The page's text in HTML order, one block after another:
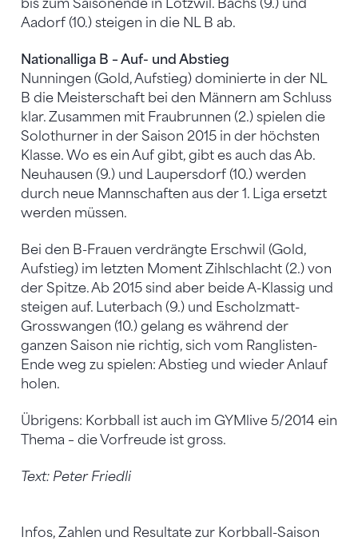
bis zum Saisonende in Lotzwil. Bachs (9.) und
Aadorf (10.) steigen in die NL B ab.
Nationalliga B – Auf- und Abstieg
Nunningen (Gold, Aufstieg) dominierte in der NL
B die Meisterschaft bei den Männern am Schluss
klar. Zusammen mit Fraubrunnen (2.) spielen die
Solothurner in der Saison 2015 in der höchsten
Klasse. Wo es ein Auf gibt, gibt es auch das Ab.
Neuhausen (9.) und Laupersdorf (10.) werden
durch neue Mannschaften aus der 1. Liga ersetzt
werden müssen.
Bei den B-Frauen verdrängte Erschwil (Gold,
Aufstieg) im letzten Moment Zihlschlacht (2.) von
der Spitze. Ab 2015 sind aber beide A-Klassig und
steigen auf. Luterbach (9.) und Escholzmatt-
Grosswangen (10.) gelang es während der
ganzen Saison nie richtig, sich vom Ranglisten-
Ende weg zu spielen: Abstieg und wieder Anlauf
holen.
Übrigens: Korbball ist auch im GYMlive 5/2014 ein
Thema – die Vorfreude ist gross.
Text: Peter Friedli
Infos, Zahlen und Resultate zur Korbball-Saison